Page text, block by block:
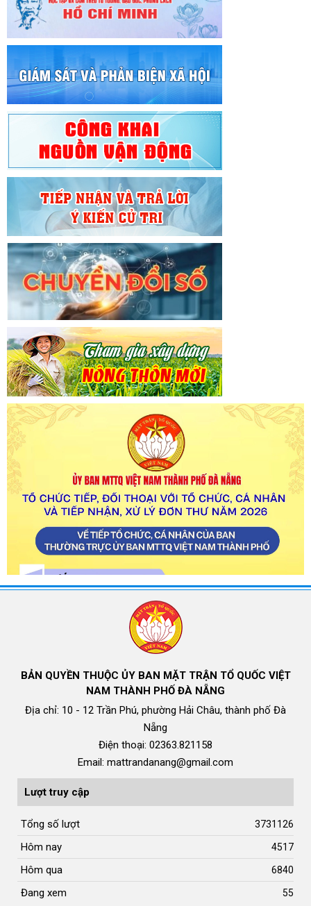
BẢN QUYỀN THUỘC ỦY BAN MẶT TRẬN TỔ QUỐC VIỆT
NAM THÀNH PHỐ ĐÀ NẴNG
Địa chỉ: 10 - 12 Trần Phú, phường Hải Châu, thành phố Đà
Nẵng
Điện thoại: 02363.821158
Email: mattrandanang@gmail.com
Lượt truy cập
Tổng số lượt 3731126
Hôm nay 4517
Hôm qua 6840
Đang xem 55